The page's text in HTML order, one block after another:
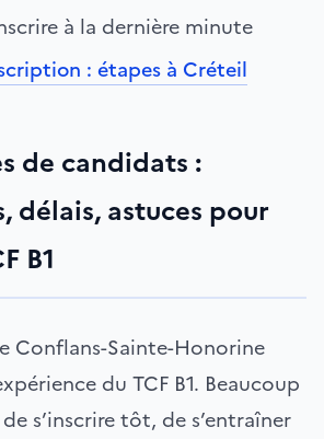
à la dernière minute
: étapes à Créteil
de candidats :
délais, astuces pour
B1
Conflans-Sainte-Honorine
du TCF B1. Beaucoup
s’inscrire tôt, de s’entraîner